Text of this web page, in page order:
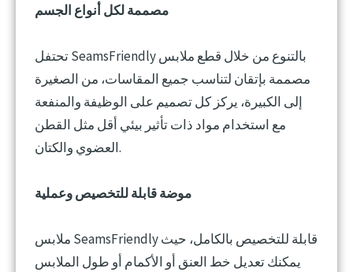
مصممة لكل أنواع الجسم
تحتفل SeamsFriendly بالتنوع من خلال قطع ملابس
مصممة بإتقان لتناسب جميع المقاسات، من الصغيرة
إلى الكبيرة، يركز كل تصميم على الوظيفة والمنفعة
مع استخدام مواد ذات تأثير بيئي أقل مثل القطن
العضوي والكتان.
موضة قابلة للتخصيص وعملية
ملابس SeamsFriendly قابلة للتخصيص بالكامل، حيث
يمكنك تعديل خط العنق أو الأكمام أو طول الملابس